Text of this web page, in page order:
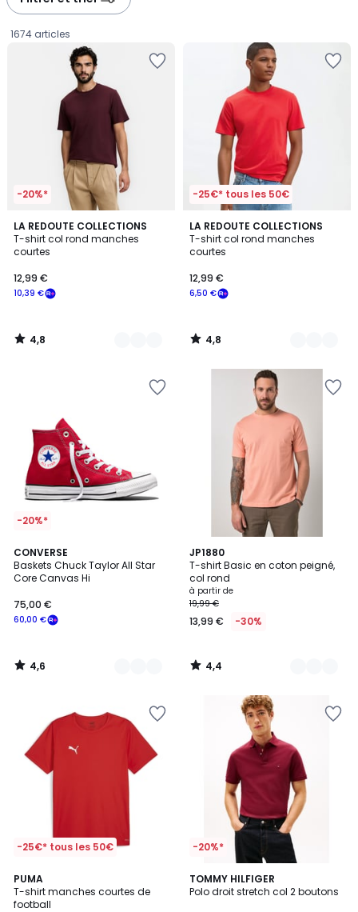
1674 articles
-20%*
LA REDOUTE COLLECTIONS
T-shirt col rond manches
courtes
€
souscrivez
notre
programme
place
10,39
10,39 €
12,99 €
4,8
/ 5
10
Couleurs
4,8
/
-25€* tous les 50€
LA REDOUTE COLLECTIONS
T-shirt col rond manches
courtes
6,50 €
12,99 €
4,8
/ 5
3
Couleurs
4,8
/
-20%*
CONVERSE
Baskets Chuck Taylor All Star
Core Canvas Hi
60,00 €
75,00 €
4,6
/ 5
7
Couleurs
4,6
/
JP1880
T-shirt Basic en coton peigné,
col rond
à partir de
19,99 €
13,99 € -30%
4,4
/ 5
36
Couleurs
4,4
/
-25€* tous les 50€
PUMA
T-shirt manches courtes de
football
4,8
/ 5
5
Couleurs
-20%*
TOMMY HILFIGER
Polo droit stretch col 2 boutons
3,7
/ 5
7
Couleurs